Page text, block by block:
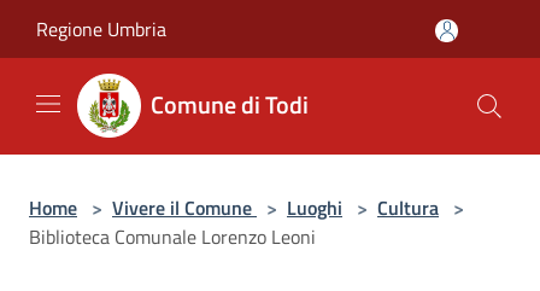
Regione Umbria
Comune di Todi
Home > Vivere il Comune > Luoghi > Cultura >
Biblioteca Comunale Lorenzo Leoni